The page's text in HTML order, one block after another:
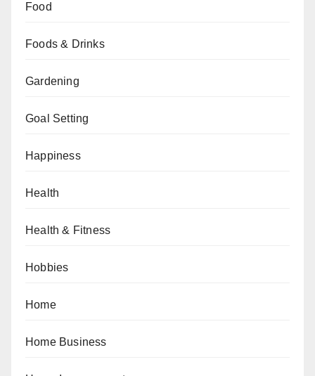
Food
Foods & Drinks
Gardening
Goal Setting
Happiness
Health
Health & Fitness
Hobbies
Home
Home Business